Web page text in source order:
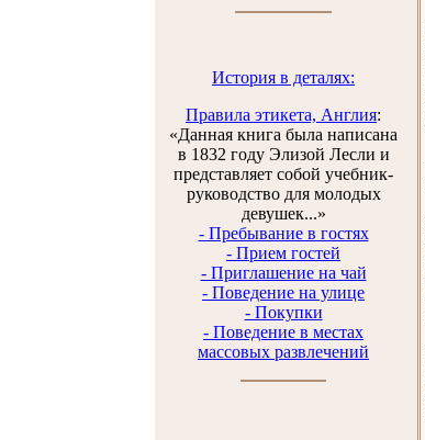
История в деталях:
Правила этикета, Англия:
«Данная книга была написана
в 1832 году Элизой Лесли и
представляет собой учебник-
руководство для молодых
девушек...»
- Пребывание в гостях
- Прием гостей
- Приглашение на чай
- Поведение на улице
- Покупки
- Поведение в местах
массовых развлечений